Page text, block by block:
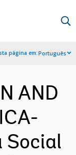
página em:Português
AND
Social